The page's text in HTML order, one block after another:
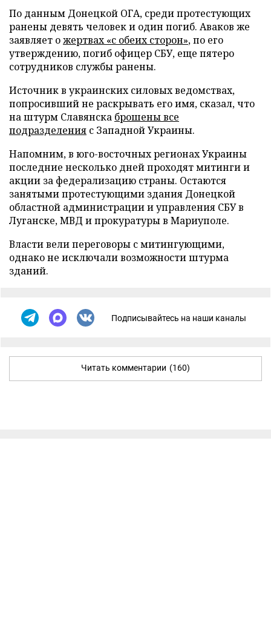
По данным Донецкой ОГА, среди протестующих
ранены девять человек и один погиб. Аваков же
заявляет ожертвах «с обеих сторон», по его
утверждению, погиб офицер СБУ, еще пятеро
сотрудников службы ранены.
Источник в украинских силовых ведомствах,
попросивший не раскрывать его имя, сказал, что
на штурм Славянска брошены все
подразделения с Западной Украины.
Напомним, в юго-восточных регионах Украины
последние несколько дней проходят митинги и
акции за федерализацию страны. Остаются
занятыми протестующими здания Донецкой
областной администрации и управления СБУ в
Луганске, МВД и прокуратуры в Мариуполе.
Власти вели переговоры с митингующими,
однако не исключали возможности штурма
зданий.
Подписывайтесь на наши каналы
Читать комментарии (160)